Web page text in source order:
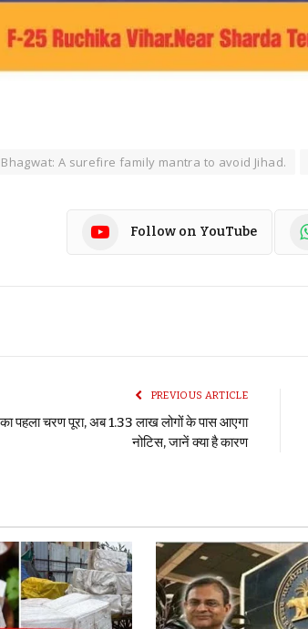
A surefire family mantra to avoid Jihad.
Follow on YouTube
PREVIOUS ARTICLE
पहला चरण पूरा, अब 1.33 लाख लोगों के पास आएगा
नोटिस, जानें क्या है कारण